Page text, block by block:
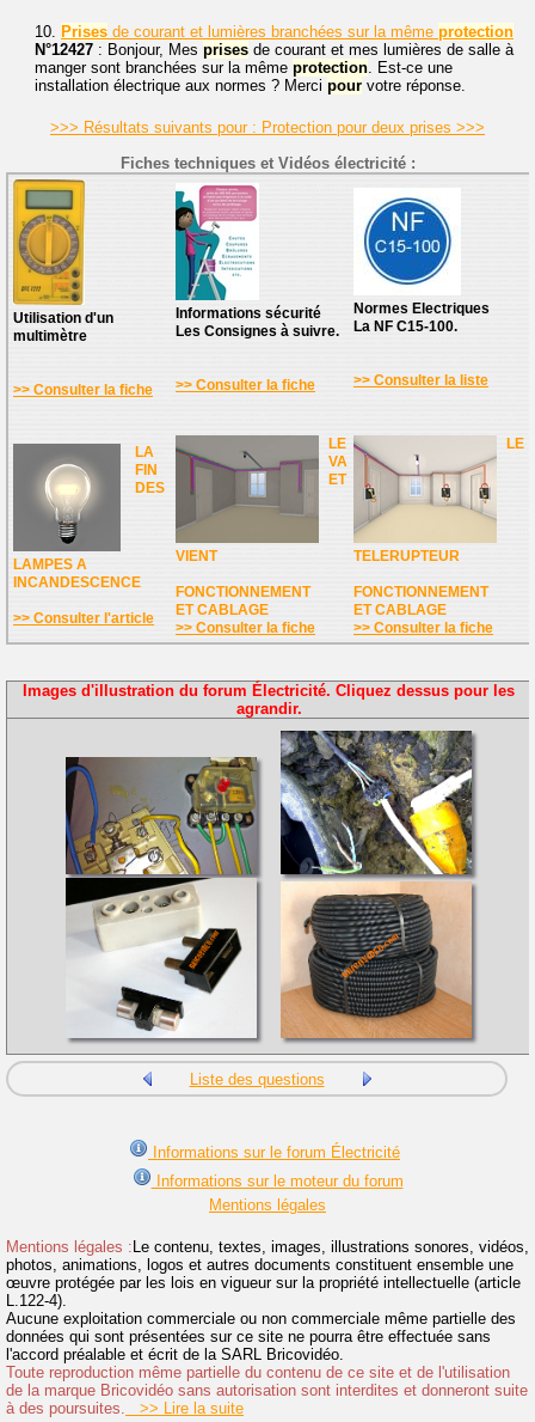
10. Prises de courant et lumières branchées sur la même protection
N°12427 : Bonjour, Mes prises de courant et mes lumières de salle à
manger sont branchées sur la même protection. Est-ce une
installation électrique aux normes ? Merci pour votre réponse.
>>> Résultats suivants pour : Protection pour deux prises >>>
Fiches techniques et Vidéos électricité :
Utilisation d'un
multimètre
>> Consulter la fiche
Informations sécurité
Les Consignes à suivre.
>> Consulter la fiche
Normes Electriques
La NF C15-100.
>> Consulter la liste
LA
FIN
DES
LAMPES A
INCANDESCENCE
>> Consulter l'article
LE
VA
ET
VIENT
FONCTIONNEMENT
ET CABLAGE
>> Consulter la fiche
LE
TELERUPTEUR
FONCTIONNEMENT
ET CABLAGE
>> Consulter la fiche
Images d'illustration du forum Électricité. Cliquez dessus pour les
agrandir.
Liste des questions
Informations sur le forum Électricité
Informations sur le moteur du forum
Mentions légales
Mentions légales : Le contenu, textes, images, illustrations sonores, vidéos,
photos, animations, logos et autres documents constituent ensemble une
œuvre protégée par les lois en vigueur sur la propriété intellectuelle (article
L.122-4).
Aucune exploitation commerciale ou non commerciale même partielle des
données qui sont présentées sur ce site ne pourra être effectuée sans
l'accord préalable et écrit de la SARL Bricovidéo.
Toute reproduction même partielle du contenu de ce site et de l'utilisation
de la marque Bricovidéo sans autorisation sont interdites et donneront suite
à des poursuites. >> Lire la suite